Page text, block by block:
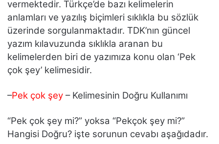
vermektedir. Türkçe’de bazı kelimelerin
anlamları ve yazılış biçimleri sıklıkla bu sözlük
üzerinde sorgulanmaktadır. TDK’nın güncel
yazım kılavuzunda sıklıkla aranan bu
kelimelerden biri de yazımıza konu olan ‘Pek
çok şey’ kelimesidir.
–Pek çok şey – Kelimesinin Doğru Kullanımı
“Pek çok şey mi?” yoksa “Pekçok şey mi?”
Hangisi Doğru? işte sorunun cevabı aşağıdadır.